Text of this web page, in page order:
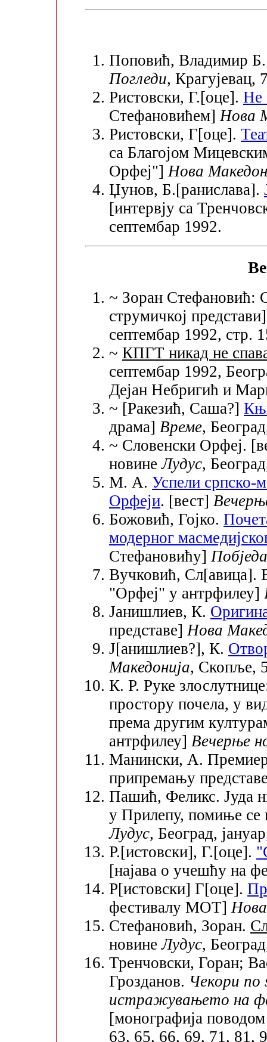
Поповић, Владимир Б.
Погледи, Крагујевац,
Ристовски, Г.[оце]. Не
Стефановићем]Нова
Ристовски, Г[оце].
са Благојом
Орфеј"]Нова
Џунов, Б.[ранислава].
[интервју са
септембар 1992.
~ Зоран Стефановић:
струмичкој
септембар 1992, стр.
~ КПГТ никад не
септембар 1992,
Дејан Небригић и
~ [Ракезић, Саша?]
драма] Време,
~ Словенски Орфеј.
новинеЛудус,
М. А. Успели српско-
Орфеји. [вест]
Божовић, Гојко.
модерног
Стефановићу] Побједа
Вучковић, Сл[авица].
"Орфеј" у антрфилеу]
Јанишлиев, К.
представе] Нова
Ј[анишлиев?], К.
Македонија, Скопље,
К. Р. Руке
простору почела, у
према другим
антрфилеу] Вечерње
Манински, А.
припремању
Пашић, Феликс. Јуда
у Прилепу, помиње
Лудус, Београд,
Р.[истовски], Г.[оце].
[најава о учешћу на
Р[истовски] Г[оце].
фестивалу MOT]
Стефановић, Зоран.
новинеЛудус,
Тренчовски, Горан;
Грозданов. Чекори по
истражувањето на
[монографија
63, 65, 66, 69, 71, 81,